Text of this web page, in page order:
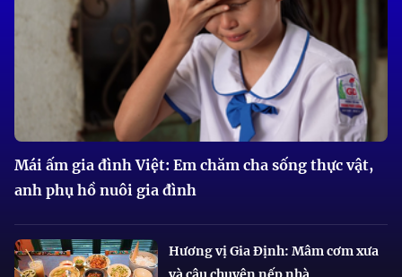
Mái ấm gia đình Việt: Em chăm cha sống thực vật,
anh phụ hồ nuôi gia đình
Hương vị Gia Định: Mâm cơm xưa